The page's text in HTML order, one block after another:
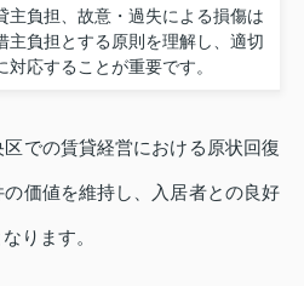
主負担、故意・過失による損傷は
主負担とする原則を理解し、適切
対応することが重要です。
での賃貸経営における原状回復
価値を維持し、入居者との良好
ります。